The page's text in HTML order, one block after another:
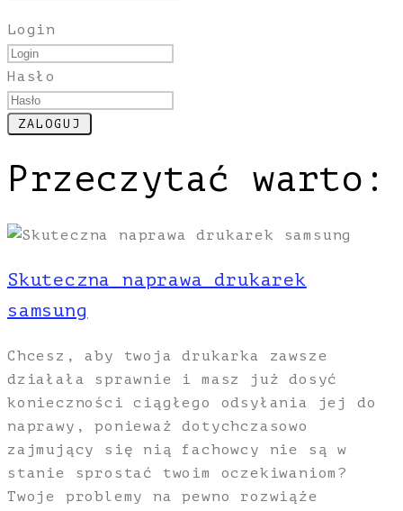
Login
Hasło
Przeczytać warto:
Skuteczna naprawa drukarek
samsung
Chcesz, aby twoja drukarka zawsze
działała sprawnie i masz już dosyć
konieczności ciągłego odsyłania jej do
naprawy, ponieważ dotychczasowo
zajmujący się nią fachowcy nie są w
stanie sprostać twoim oczekiwaniom?
Twoje problemy na pewno rozwiąże